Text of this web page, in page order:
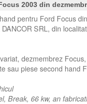
2003 din
pentru Ford Focus
SRL, din
dezmembrez
sau piese second hand
Break, 66 kw, an